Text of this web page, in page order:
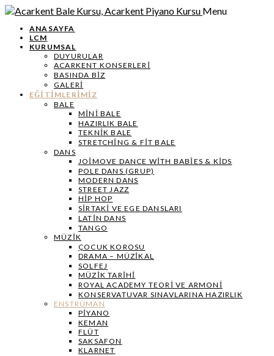
Menu
ANASAYFA
LCM
KURUMSAL
DUYURULAR
ACARKENT KONSERLERİ
BASINDA BİZ
GALERİ
EĞİTİMLERİMİZ
BALE
MİNİ BALE
HAZIRLIK BALE
TEKNIK BALE
STRETCHING & FIT BALE
DANS
JOIMOVE DANCE WITH BABIES & KIDS
POLE DANS (GRUP)
MODERN DANS
STREET JAZZ
HIP HOP
SIRTAKI VE EGE DANSLARI
LATIN DANS
TANGO
MÜZIK
ÇOCUK KOROSU
DRAMA – MÜZIKAL
SOLFEJ
MÜZIK TARIHI
ROYAL ACADEMY TEORI VE ARMONI
KONSERVATUVAR SINAVLARINA HAZIRLIK
ENSTRÜMAN
PIYANO
KEMAN
FLÜT
SAKSAFON
KLARNET